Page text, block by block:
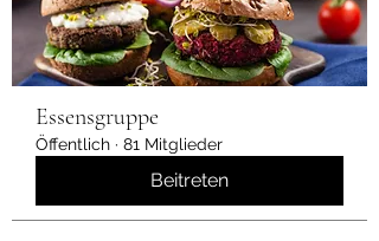
Essensgruppe
Öffentlich · 81 Mitglieder
Beitreten